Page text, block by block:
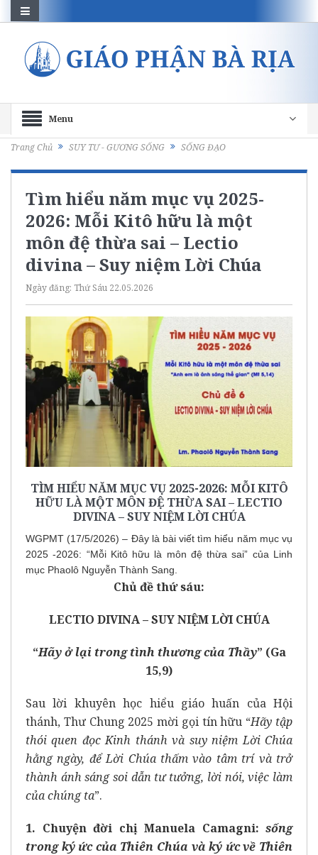
Menu
Trang Chủ SUY TƯ - GƯƠNG SỐNG SỐNG ĐẠO
Tìm hiểu năm mục vụ 2025-
2026: Mỗi Kitô hữu là một
môn đệ thừa sai – Lectio
divina – Suy niệm Lời Chúa
Ngày đăng: Thứ Sáu 22.05.2026
TÌM HIỂU NĂM MỤC VỤ 2025-2026: MỖI KITÔ
HỮU LÀ MỘT MÔN ĐỆ THỪA SAI – LECTIO
DIVINA – SUY NIỆM LỜI CHÚA
WGPMT (17/5/2026) – Đây là bài viết tìm hiểu năm mục vụ
2025 -2026: “Mỗi Kitô hữu là môn đệ thừa sai” của Linh
mục Phaolô Nguyễn Thành Sang.
Chủ đề thứ sáu:
LECTIO DIVINA – SUY NIỆM LỜI CHÚA
“Hãy ở lại trong tình thương của Thầy” (Ga
15,9)
Sau lời khuyên học hiểu giáo huấn của Hội
thánh, Thư Chung 2025 mời gọi tín hữu “Hãy tập
thói quen đọc Kinh thánh và suy niệm Lời Chúa
hằng ngày, để Lời Chúa thấm vào tâm trí và trở
thành ánh sáng soi dẫn tư tưởng, lời nói, việc làm
của chúng ta”.
1. Chuyện đời chị Manuela Camagni: sống
trong ký ức của Thiên Chúa và ký ức về Thiên